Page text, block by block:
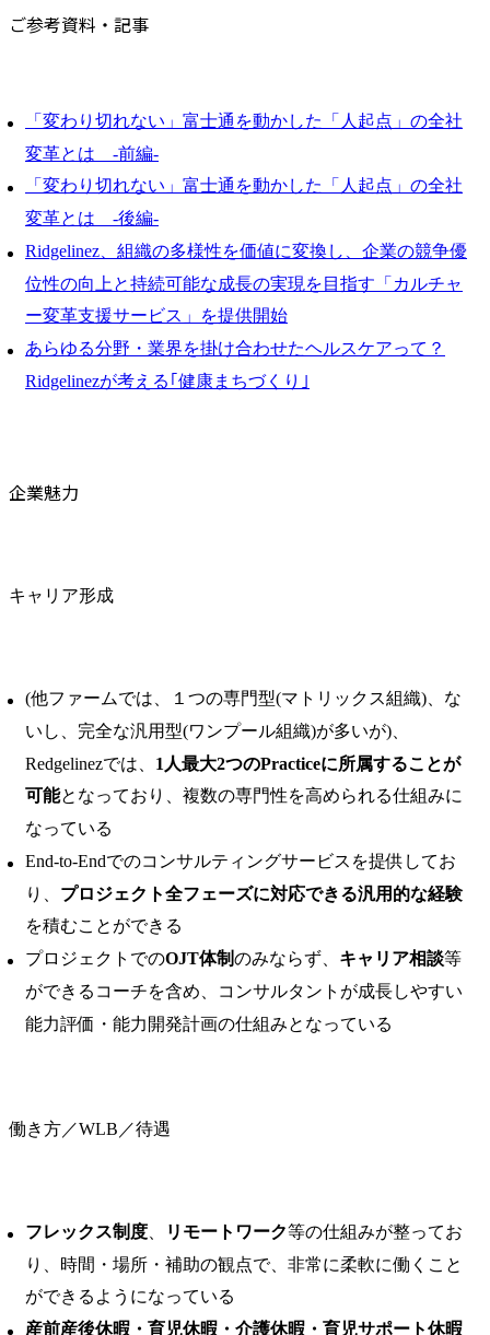
ご参考資料・記事
「変わり切れない」富士通を動かした「人起点」の全社
変革とは -前編-
「変わり切れない」富士通を動かした「人起点」の全社
変革とは -後編-
Ridgelinez、組織の多様性を価値に変換し、企業の競争優
位性の向上と持続可能な成長の実現を目指す「カルチャ
ー変革支援サービス」を提供開始
あらゆる分野・業界を掛け合わせたヘルスケアって？
Ridgelinezが考える｢健康まちづくり｣
企業魅力
キャリア形成
(他ファームでは、１つの専門型(マトリックス組織)、な
いし、完全な汎用型(ワンプール組織)が多いが)、
Redgelinezでは、 1人最大2つのPracticeに所属することが
可能となっており、複数の専門性を高められる仕組みに
なっている
End-to-Endでのコンサルティングサービスを提供してお
り、 プロジェクト全フェーズに対応できる汎用的な経験
を積むことができる
プロジェクトでのOJT体制のみならず、 キャリア相談等
ができるコーチを含め、コンサルタントが成長しやすい
能力評価・能力開発計画の仕組みとなっている
働き方／WLB／待遇
フレックス制度 リモートワーク等の仕組みが整ってお
り、時間・場所・補助の観点で、非常に柔軟に働くこと
ができるようになっている
産前産後休暇・育児休暇・介護休暇・育児サポート休暇